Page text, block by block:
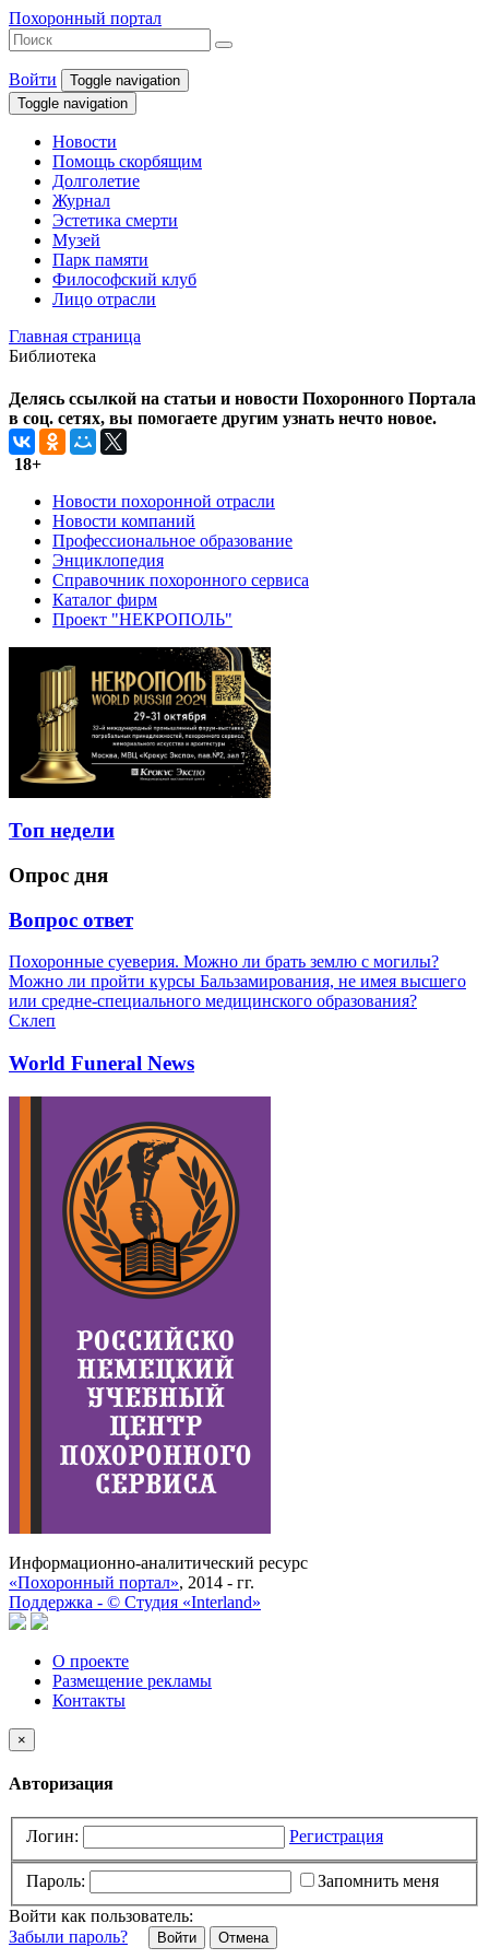
Похоронный портал
Войти
Toggle navigation
Toggle navigation
Новости
Помощь скорбящим
Долголетие
Журнал
Эстетика смерти
Музей
Парк памяти
Философский клуб
Лицо отрасли
Главная страница
Библиотека
Делясь ссылкой на статьи и новости Похоронного Портала
в соц. сетях, вы помогаете другим узнать нечто новое.
18+
Новости похоронной отрасли
Новости компаний
Профессиональное образование
Энциклопедия
Справочник похоронного сервиса
Каталог фирм
Проект "НЕКРОПОЛЬ"
Топ недели
Опрос дня
Вопрос ответ
Похоронные суеверия. Можно ли брать землю с могилы?
Можно ли пройти курсы Бальзамирования, не имея высшего
или средне-специального медицинского образования?
Склеп
World Funeral News
Информационно-аналитический ресурс
«Похоронный портал», 2014 - гг.
Поддержка - © Cтудия «Interland»
О проекте
Размещение рекламы
Контакты
×
Авторизация
Логин: Регистрация
Пароль:
Запомнить меня
Войти как пользователь:
Забыли пароль?
Отмена